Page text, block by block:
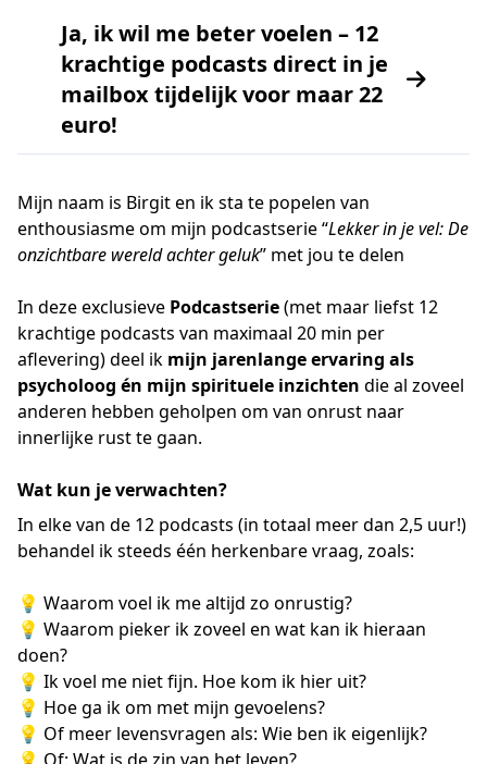
Ja, ik wil me beter voelen – 12
krachtige podcasts direct in je
mailbox tijdelijk voor maar 22
euro!
Mijn naam is Birgit en ik sta te popelen van
enthousiasme om mijn podcastserie “Lekker in je vel: De
onzichtbare wereld achter geluk” met jou te delen
In deze exclusieve Podcastserie(met maar liefst 12
krachtige podcasts van maximaal 20 min per
aflevering) deel ik mijn jarenlange ervaring als
psycholoog én mijn spirituele inzichten die al zoveel
anderen hebben geholpen om van onrust naar
innerlijke rust te gaan.
Wat kun je verwachten?
In elke van de 12 podcasts (in totaal meer dan 2,5 uur!)
behandel ik steeds één herkenbare vraag, zoals:
💡 Waarom voel ik me altijd zo onrustig?
💡 Waarom pieker ik zoveel en wat kan ik hieraan
doen?
💡 Ik voel me niet fijn. Hoe kom ik hier uit?
💡 Hoe ga ik om met mijn gevoelens?
💡 Of meer levensvragen als: Wie ben ik eigenlijk?